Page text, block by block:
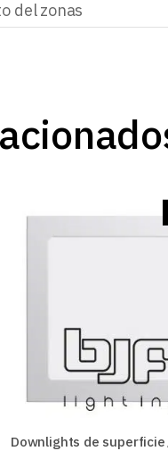
del zonas
Downlights de superficie